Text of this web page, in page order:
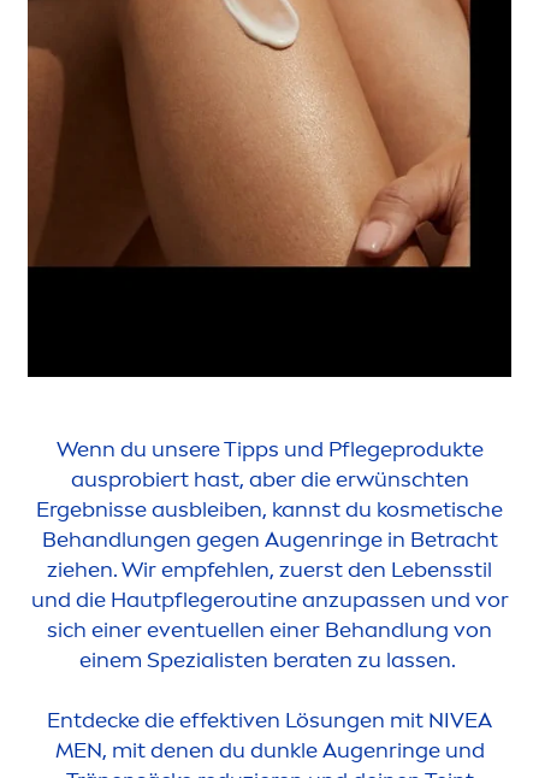
Wenn du unsere Tipps und Pflegeprodukte
ausprobiert hast, aber die erwünschten
Ergebnisse ausbleiben, kannst du kosmetische
Behandlungen gegen Augenringe in Betracht
ziehen. Wir empfehlen, zuerst den Lebensstil
und die Hautpflegeroutine anzupassen und vor
sich einer eventuellen einer Behandlung von
einem Spezialisten beraten zu lassen.
Entdecke die effektiven Lösungen mit NIVEA
MEN, mit denen du dunkle Augenringe und